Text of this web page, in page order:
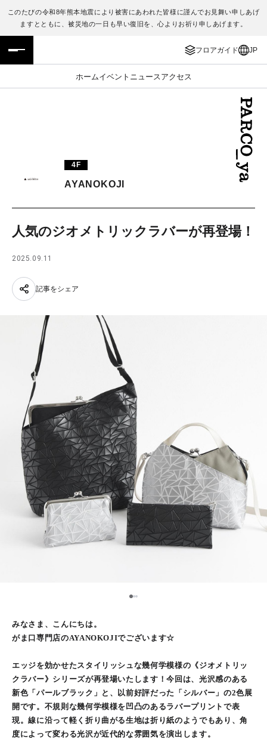
このたびの令和8年熊本地震により被害にあわれた皆様に謹んでお見舞い申しあげ
ますとともに、被災地の一日も早い復旧を、心よりお祈り申しあげます。
フロアガイド JP
ホームイベント ニュース アクセス
フロアガイド
施設案内・アクセス
TAX FREE
ENGLISH
繁体字
日本語
4F
AYANOKOJI
人気のジオメトリックラバーが再登場！
2025.09.11
記事をシェア
12
みなさま、こんにちは。
がま口専門店のAYANOKOJIでございます☆
エッジを効かせたスタイリッシュな幾何学模様の《ジオメトリッ
クラバー》シリーズが再登場いたします！今回は、光沢感のある
新色「パールブラック」と、以前好評だった「シルバー」の2色展
開です。不規則な幾何学模様を凹凸のあるラバープリントで表
現。線に沿って軽く折り曲がる生地は折り紙のようでもあり、角
度によって変わる光沢が近代的な雰囲気を演出します。